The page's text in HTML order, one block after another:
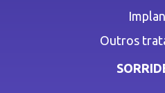
Outros